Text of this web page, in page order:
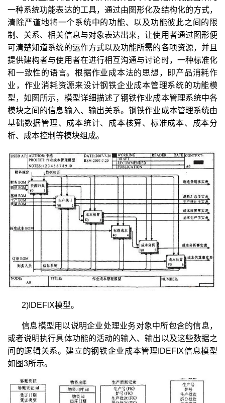
一种系统功能表达的工具，通过由图形化及结构化的方式，
清除严谨地将一个系统中的功能、以及功能彼此之间的限
制、关系、相关信息与对象表达出来，让使用者通过图形便
可清楚知道系统的运作方式以及功能所需的各项资源，并且
提供建构者与使用者在进行相互沟通与讨论时，一种标准化
和一致性的语言。根据作业成本法的思想，即产品消耗作
业，作业消耗资源来设计钢铁企业成本管理系统的功能模
型，如图所示，模型详细描述了钢铁作业成本管理系统中各
模块之间的信息输入、输出关系。钢铁作业成本管理系统由
基础数据管理、成本统计、成本核算、标准成本、成本分
析、成本控制等模块组成。
2)IDEFlX模型。
信息模型用以说明企业处理业务对象中所包含的信息，
或者说明执行具体功能的活动的输入、输出以及这些数据之
间的逻辑关系。建立的钢铁企业成本管理IDEFIX信息模型
如图3所示。